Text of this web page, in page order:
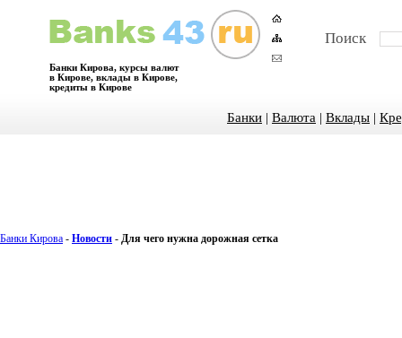
Банки Кирова, курсы валют
в Кирове, вклады в Кирове,
кредиты в Кирове
Поиск
Банки | Валюта | Вклады |
Банки Кирова - Новости - Для чего нужна дорожная сетка